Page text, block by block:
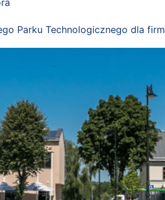
Parku Technologicznego dla firm